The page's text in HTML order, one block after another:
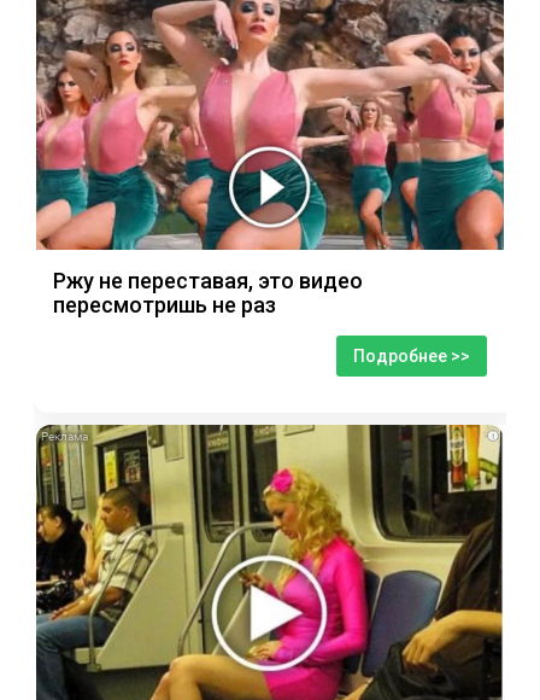
Ржу не переставая, это видео
пересмотришь не раз
Подробнее >>
i